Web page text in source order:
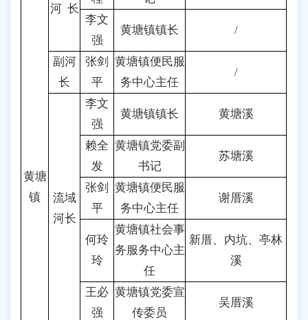
黄塘
镇
河 长
李文
强
黄塘镇镇长 /
副河
长
张剑
平
黄塘镇便民服
务中心主任
/
流域
河长
李文
强
黄塘镇镇长 黄塘溪
赖全
发
黄塘镇党委副
书记
苏塘溪
张剑
平
黄塘镇便民服
务中心主任
谢厝溪
何玲
玲
黄塘镇社会事
务服务中心主
任
新厝、内坑、亭林
溪
王必
强
黄塘镇党委宣
传委员
吴厝溪